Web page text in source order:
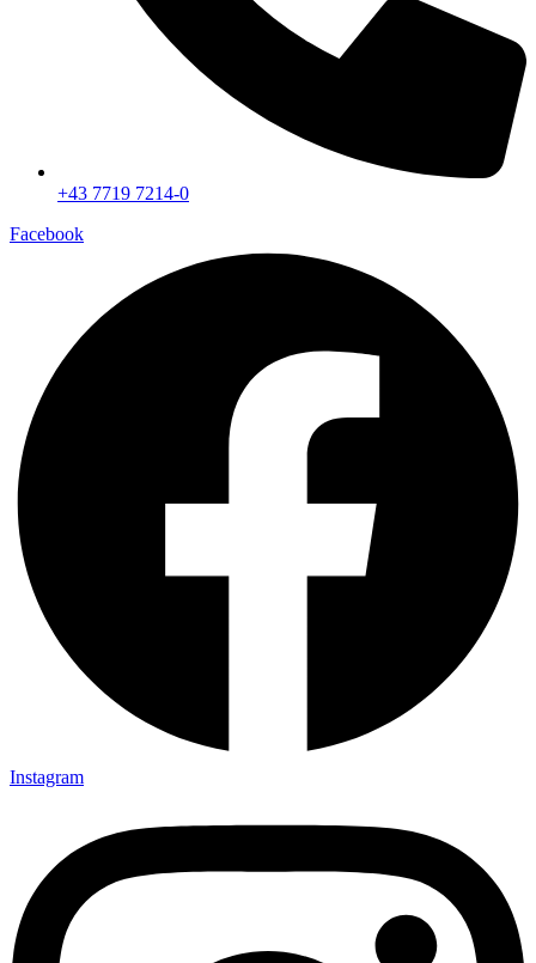
+43 7719 7214-0
Facebook
Instagram